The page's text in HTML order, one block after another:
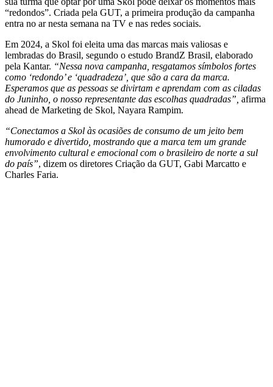
“redondos”. Criada pela GUT, a primeira produção da campanha
entra no ar nesta semana na TV e nas redes sociais.
Em 2024, a Skol foi eleita uma das marcas mais valiosas e
lembradas do Brasil, segundo o estudo BrandZ Brasil, elaborado
pela Kantar. “Nessa nova campanha, resgatamos símbolos fortes
como ‘redondo’ e ‘quadradeza’, que são a cara da marca.
Esperamos que as pessoas se divirtam e aprendam com as ciladas
do Juninho, o nosso representante das escolhas quadradas”, afirma
ahead de Marketing de Skol, Nayara Rampim.
“Conectamos a Skol às ocasiões de consumo de um jeito bem
humorado e divertido, mostrando que a marca tem um grande
envolvimento cultural e emocional com o brasileiro de norte a sul
do país”, dizem os diretores Criação da GUT, Gabi Marcatto e
Charles Faria.